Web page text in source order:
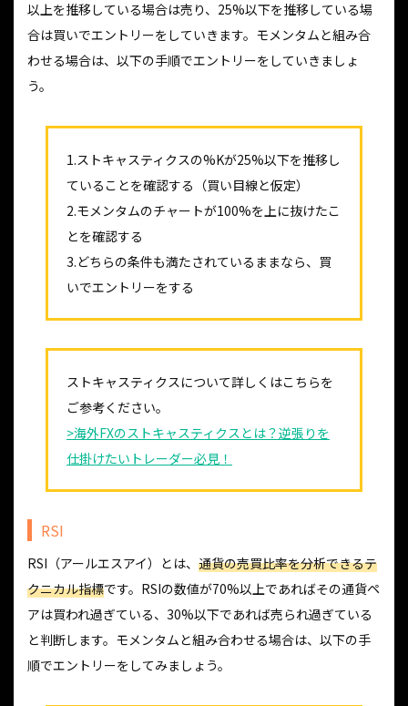
以上を推移している場合は売り、25%以下を推移している場
合は買いでエントリーをしていきます。モメンタムと組み合
わせる場合は、以下の手順でエントリーをしていきましょ
う。
1.ストキャスティクスの%Kが25%以下を推移し
ていることを確認する（買い目線と仮定）
2.モメンタムのチャートが100%を上に抜けたこ
とを確認する
3.どちらの条件も満たされているままなら、買
いでエントリーをする
ストキャスティクスについて詳しくはこちらを
ご参考ください。
>海外FXのストキャスティクスとは？逆張りを
仕掛けたいトレーダー必見！
RSI
RSI（アールエスアイ）とは、 通貨の売買比率を分析できるテ
クニカル指標です。RSIの数値が70%以上であればその通貨ペ
アは買われ過ぎている、30%以下であれば売られ過ぎている
と判断します。モメンタムと組み合わせる場合は、以下の手
順でエントリーをしてみましょう。